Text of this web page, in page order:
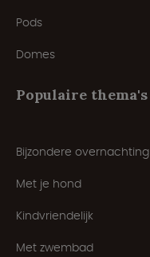
Pods
Domes
Populaire thema's
Bijzondere overnachting
Met je hond
Kindvriendelijk
Met zwembad